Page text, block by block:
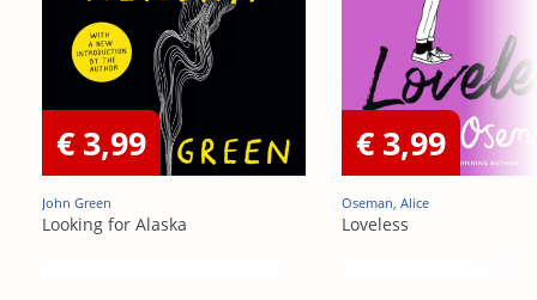
€ 3,99
John Green
Looking for Alaska
€ 3,99
Oseman, Alice
Loveless